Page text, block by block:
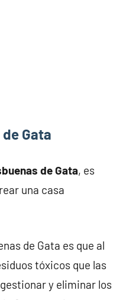
Gata
de Gata, es
una casa
de Gata es que al
tóxicos que las
y eliminar los